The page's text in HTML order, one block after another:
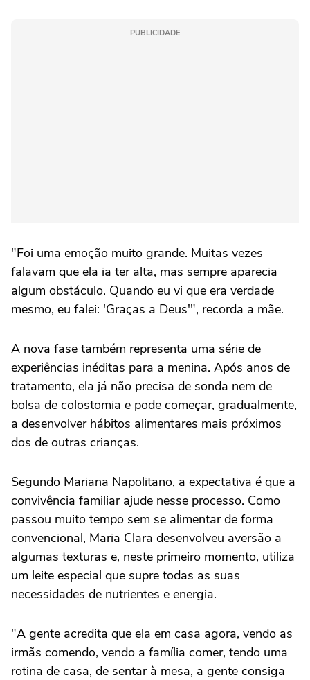
PUBLICIDADE
"Foi uma emoção muito grande. Muitas vezes
falavam que ela ia ter alta, mas sempre aparecia
algum obstáculo. Quando eu vi que era verdade
mesmo, eu falei: 'Graças a Deus'", recorda a mãe.
A nova fase também representa uma série de
experiências inéditas para a menina. Após anos de
tratamento, ela já não precisa de sonda nem de
bolsa de colostomia e pode começar, gradualmente,
a desenvolver hábitos alimentares mais próximos
dos de outras crianças.
Segundo Mariana Napolitano, a expectativa é que a
convivência familiar ajude nesse processo. Como
passou muito tempo sem se alimentar de forma
convencional, Maria Clara desenvolveu aversão a
algumas texturas e, neste primeiro momento, utiliza
um leite especial que supre todas as suas
necessidades de nutrientes e energia.
"A gente acredita que ela em casa agora, vendo as
irmãs comendo, vendo a família comer, tendo uma
rotina de casa, de sentar à mesa, a gente consiga